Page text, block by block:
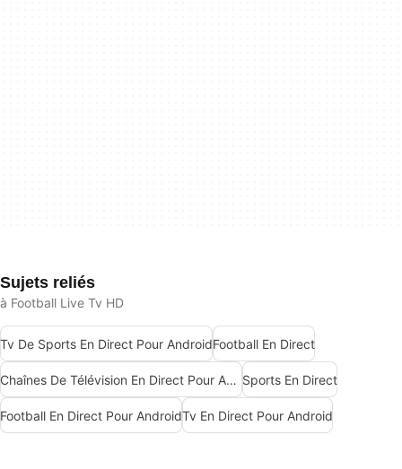
Sujets reliés
à Football Live Tv HD
Tv De Sports En Direct Pour AndroidFootball En Direct
Chaînes De Télévision En Direct Pour Android Sports En Direct
Football En Direct Pour AndroidTv En Direct Pour Android